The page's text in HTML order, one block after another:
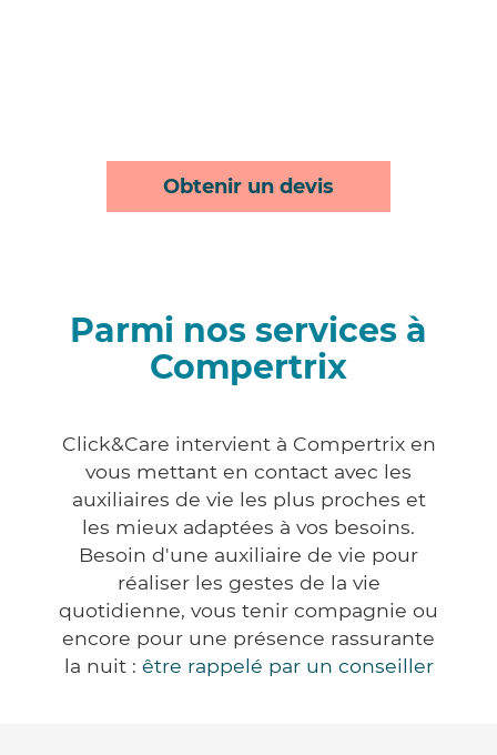
Obtenir un devis
Parmi nos services à
Compertrix
Click&Care intervient à Compertrix en
vous mettant en contact avec les
auxiliaires de vie les plus proches et
les mieux adaptées à vos besoins.
Besoin d'une auxiliaire de vie pour
réaliser les gestes de la vie
quotidienne, vous tenir compagnie ou
encore pour une présence rassurante
la nuit : être rappelé par un conseiller